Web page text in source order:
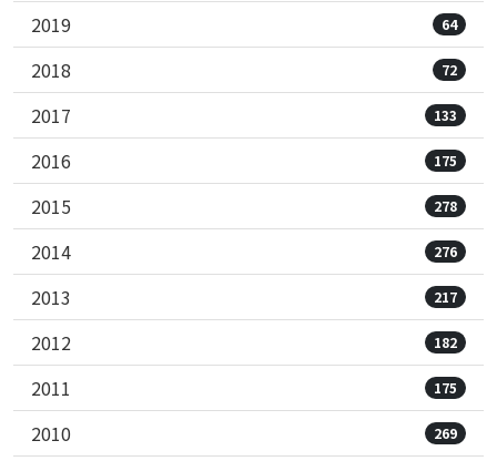
2019 64
2018 72
2017 133
2016 175
2015 278
2014 276
2013 217
2012 182
2011 175
2010 269